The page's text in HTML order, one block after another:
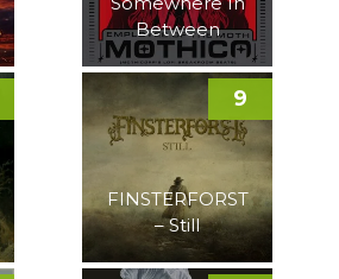
Between
FINSTERFORST
– Still
9